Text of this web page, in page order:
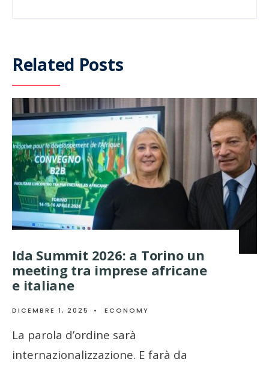
Related Posts
Ida Summit 2026: a Torino un
meeting tra imprese africane
e italiane
DICEMBRE 1, 2025 • ECONOMY
La parola d’ordine sarà
internazionalizzazione. E farà da